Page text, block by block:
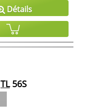
Détails
TL56S